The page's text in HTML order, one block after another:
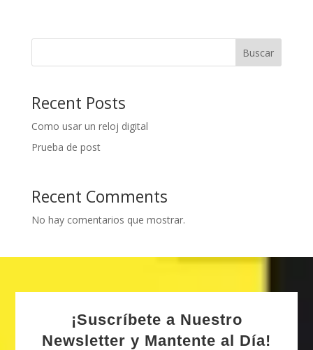
Buscar
Recent Posts
Como usar un reloj digital
Prueba de post
Recent Comments
No hay comentarios que mostrar.
¡Suscríbete a Nuestro
Newsletter y Mantente al Día!